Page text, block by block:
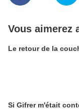
Vous aimerez
Le retour de la
Si Gifrer m'était